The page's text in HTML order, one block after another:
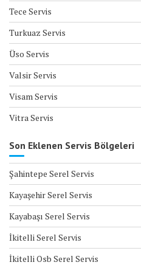
Tece Servis
Turkuaz Servis
Üso Servis
Valsir Servis
Visam Servis
Vitra Servis
Son Eklenen Servis Bölgeleri
Şahintepe Serel Servis
Kayaşehir Serel Servis
Kayabaşı Serel Servis
İkitelli Serel Servis
İkitelli Osb Serel Servis